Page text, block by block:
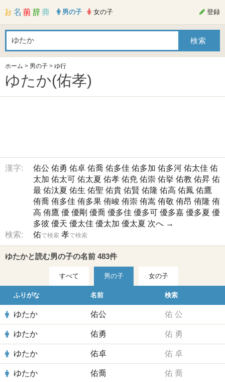
男の子 女の子 登録
ホーム > 男の子 > ゆ行
ゆたか(佑孝)
漢字: 佑公 佑勇 佑卓 佑喬 佑多佳 佑多加 佑多河 佑太佳 佑
太加 佑太可 佑太夏 佑孝 佑尭 佑崇 佑挙 佑教 佑昇 佑
最 佑汰夏 佑生 佑聖 佑貴 佑賢 佑隆 佑高 佑鳳 佑鷹
侑喬 侑多佳 侑多果 侑峻 侑崇 侑嵩 侑敬 侑昂 侑隆 侑
高 侑鷹 優 優剛 優喬 優多佳 優多可 優多嘉 優多夏 優
多彼 優天 優太佳 優太加 優太夏 次へ →
検索:
佑で検索 孝で検索
ゆたかと読む男の子の名前 483件
すべて 男の子 女の子
ふりがな 名前 検索
ゆたか 佑公 佑 公
ゆたか 佑勇 佑 勇
ゆたか 佑卓 佑 卓
ゆたか 佑喬 佑 喬